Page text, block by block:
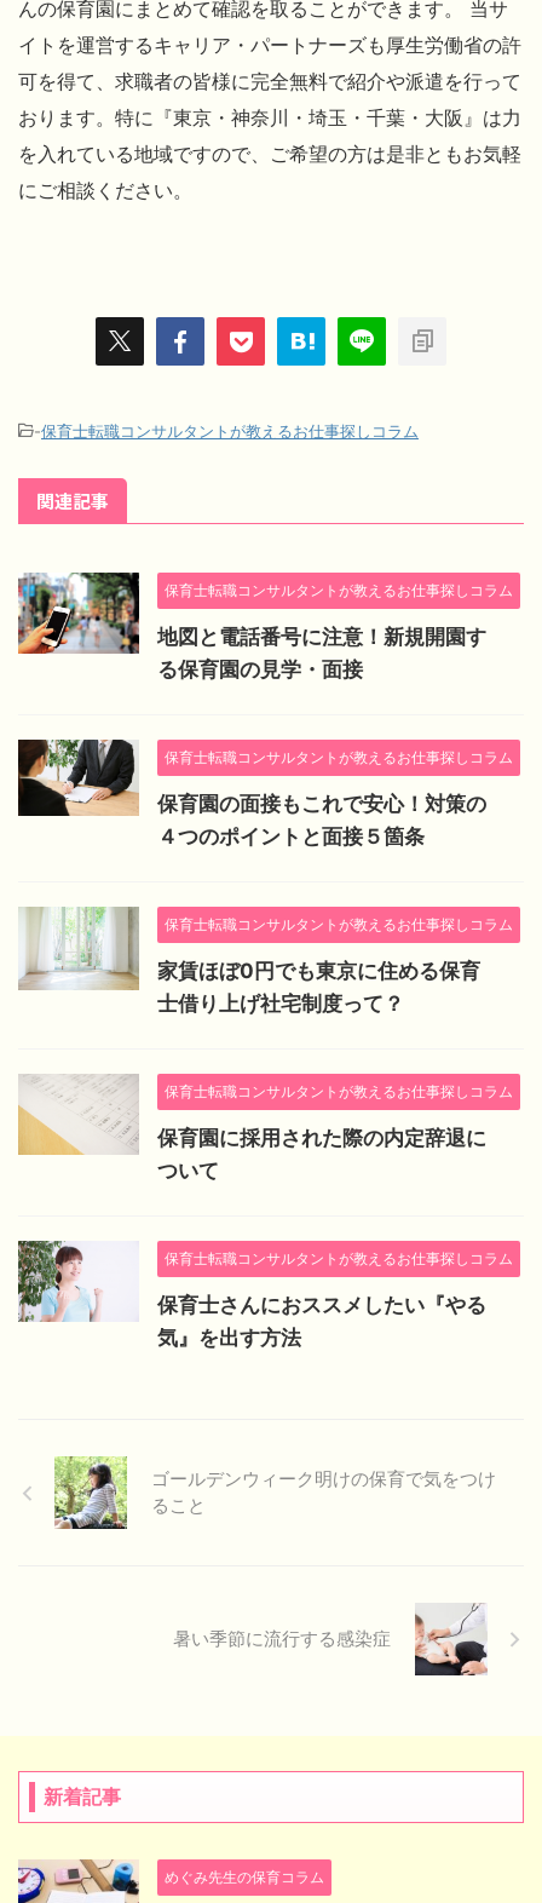
んの保育園にまとめて確認を取ることができます。 当サ
イトを運営するキャリア・パートナーズも厚生労働省の許
可を得て、求職者の皆様に完全無料で紹介や派遣を行って
おります。特に『東京・神奈川・埼玉・千葉・大阪』は力
を入れている地域ですので、ご希望の方は是非ともお気軽
にご相談ください。
-保育士転職コンサルタントが教えるお仕事探しコラム
関連記事
保育士転職コンサルタントが教えるお仕事探しコラム
地図と電話番号に注意！新規開園す
る保育園の見学・面接
保育士転職コンサルタントが教えるお仕事探しコラム
保育園の面接もこれで安心！対策の
４つのポイントと面接５箇条
保育士転職コンサルタントが教えるお仕事探しコラム
家賃ほぼ0円でも東京に住める保育
士借り上げ社宅制度って？
保育士転職コンサルタントが教えるお仕事探しコラム
保育園に採用された際の内定辞退に
ついて
保育士転職コンサルタントが教えるお仕事探しコラム
保育士さんにおススメしたい『やる
気』を出す方法
ゴールデンウィーク明けの保育で気をつけ
ること
暑い季節に流行する感染症
新着記事
めぐみ先生の保育コラム